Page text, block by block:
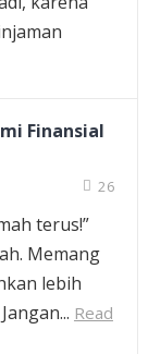
Finansial
26
terus!”
Memang
lebih
Read